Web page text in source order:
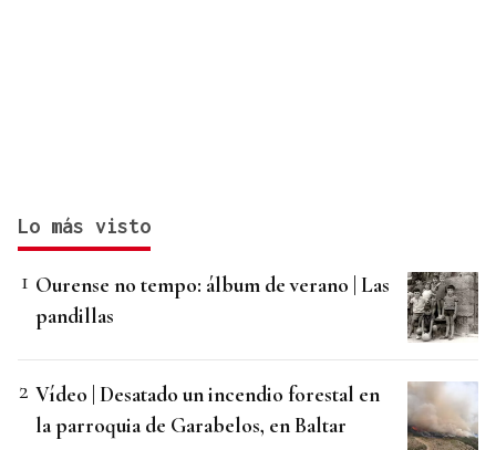
Lo más visto
Ourense no tempo: álbum de verano | Las
pandillas
Vídeo | Desatado un incendio forestal en
la parroquia de Garabelos, en Baltar